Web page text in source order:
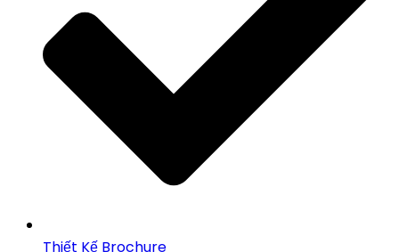
Thiết Kế Brochure